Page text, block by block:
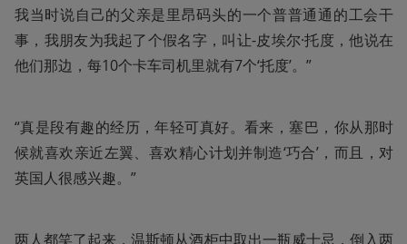
我当时说自己的父亲是里昂码头的一个普普通通的工会干
事，我朋友为我起了个假名字，叫让-皮埃尔·托度，他说在
他们那边，每10个卡车司机里就有7个‘托度’。”
“真是段有趣的经历，年轻可真好。看来，塞巴，你从那时
候就喜欢亲近左翼、喜欢精心计划并制造‘巧合’，而且，对
英国人很感兴趣。”
两人都笑了起来，温斯顿从酒柜中取出一瓶威士忌，倒入两